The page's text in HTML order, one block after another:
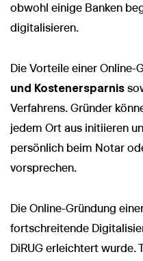
obwohl einige Banken
digitalisieren.
Die Vorteile einer Online-
und Kostenersparnis
Verfahrens. Gründer
jedem Ort aus initiieren
persönlich beim Notar
vorsprechen.
Die Online-Gründung
fortschreitende
DiRUG erleichtert wurde.